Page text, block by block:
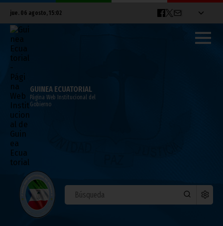
jue. 06 agosto, 15:02
GUINEA ECUATORIAL
Página Web Institucional del
Gobierno
COVID-19